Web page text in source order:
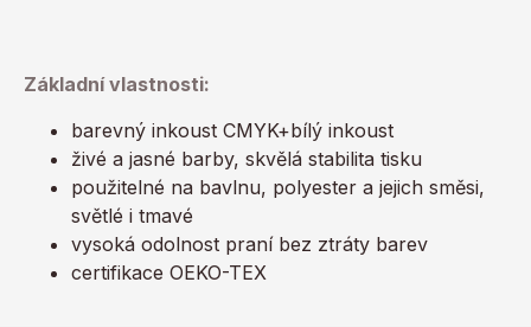
Základní vlastnosti:
barevný inkoust CMYK+bílý inkoust
živé a jasné barby, skvělá stabilita tisku
použitelné na bavlnu, polyester a jejich směsi,
světlé i tmavé
vysoká odolnost praní bez ztráty barev
certifikace OEKO-TEX